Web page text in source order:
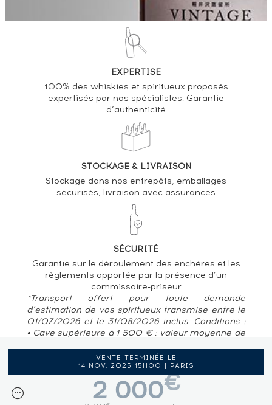
VENTE TERMINÉE LE
14 NOV. 2025 15H00 | PARIS
2 000€
EXPERTISE
100% des whiskies et spiritueux proposés
expertisés par nos spécialistes. Garantie
d’authenticité
STOCKAGE & LIVRAISON
Stockage dans nos entrepôts, emballages
sécurisés, livraison avec assurances
SÉCURITÉ
Garantie sur le déroulement des enchères et les
règlements apportée par la présence d’un
commissaire-priseur
*Transport offert pour toute demande
d’estimation de vos spiritueux transmise entre le
01/07/2026 et le 31/08/2026 inclus. Conditions :
• Cave supérieure à 1 500 € : valeur moyenne de
France métropolitaine, Belgique, Luxembourg